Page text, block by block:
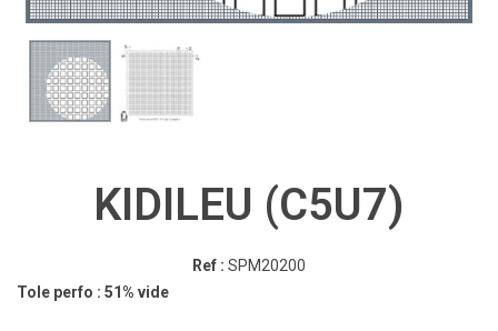
KIDILEU (C5U7)
Ref : SPM20200
Tole perfo : 51% vide